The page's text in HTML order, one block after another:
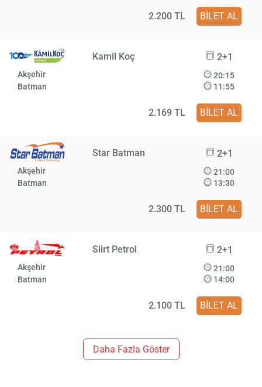
2.200 TL BİLET AL
Kamil Koç 2+1
Akşehir
Batman
20:15
11:55
2.169 TL BİLET AL
Star Batman 2+1
Akşehir
Batman
21:00
13:30
2.300 TL BİLET AL
Siirt Petrol 2+1
Akşehir
Batman
21:00
14:00
2.100 TL BİLET AL
Daha Fazla Göster